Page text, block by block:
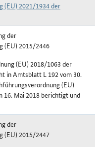
(EU) 2021/1934 der
der
(EU) 2015/2446
(EU) 2018/1063 der
in Amtsblatt L 192 vom 30.
(EU)
16. Mai 2018 berichtigt und
der
(EU) 2015/2447